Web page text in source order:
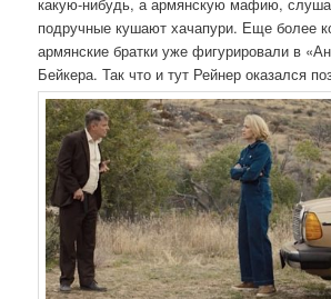
подручные кушают хачапури. Еще более
армянские братки уже фигурировали в
Бейкера. Так что и тут Рейнер оказался